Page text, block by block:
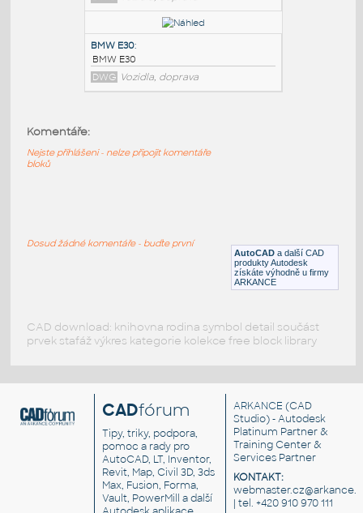
BMW:
BMW
DWG Vozidla, doprava
DWG
Vozidla, doprava
AutoCAD a další CAD
produkty Autodesk
získáte výhodně u firmy
ARKANCE
Komentáře:
Nejste přihlášeni - nelze připojit komentáře
bloků
Dosud žádné komentáře - buďte první
CAD download: knihovna rodina symbol detail součást
prvek stafáž výkres kategorie kolekce free block library
CADfórum
Tipy, triky, podpora,
pomoc a rady pro
AutoCAD, LT, Inventor,
Revit, Map, Civil 3D, 3ds
Max, Fusion, Forma,
Vault, PowerMill a další
ARKANCE (CAD
Studio) - Autodesk
Platinum Partner &
Training Center &
Services Partner
KONTAKT:
| tel. +420 910 970 111